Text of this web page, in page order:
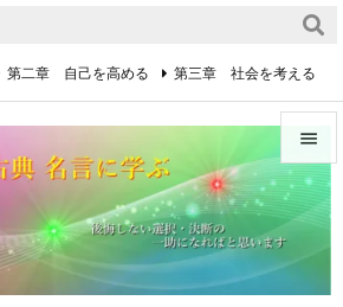


メニュ
第二章 自己を高める 第三章 社会を考える
第五章 逆境を乗り越えるための心得
第七章 人と接するための心得